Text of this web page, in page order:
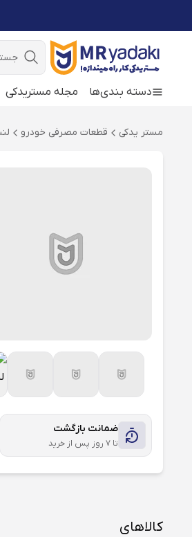
جستجو
دسته بندی‌ها
مجله مستریدکی
مستر یدکی قطعات مصرفی خودرو
ضمانت بازگشت
تا ۷ روز پس از خرید
کالاهای